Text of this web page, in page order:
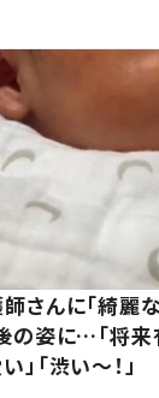
さんに「綺麗
姿に…「将来
「渋い～！」